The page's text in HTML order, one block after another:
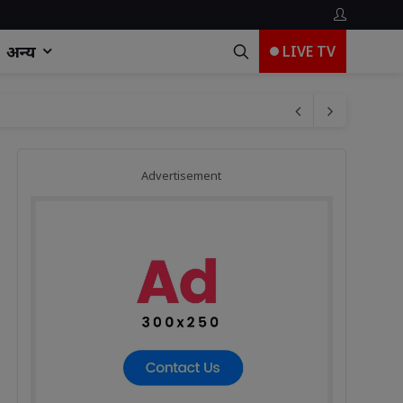
अन्य LIVE TV
दीपाली भगत की अध्यक्षता की एक अहम बैठक
Advertisement